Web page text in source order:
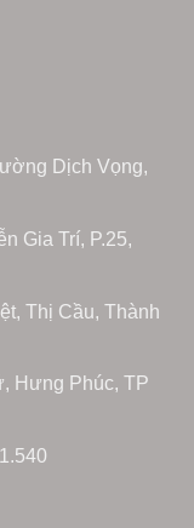
Dịch Vọng,
Gia Trí, P.25,
Thị Cầu, Thành
Hưng Phúc, TP